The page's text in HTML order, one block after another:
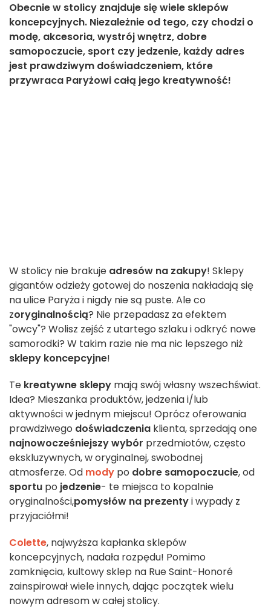
Obecnie w stolicy znajduje się wiele sklepów
koncepcyjnych. Niezależnie od tego, czy chodzi o
modę, akcesoria, wystrój wnętrz, dobre
samopoczucie, sport czy jedzenie, każdy adres
jest prawdziwym doświadczeniem, które
przywraca Paryżowi całą jego kreatywność!
W stolicy nie brakuje adresów na zakupy! Sklepy
gigantów odzieży gotowej do noszenia nakładają się
na ulice Paryża i nigdy nie są puste. Ale co
zoryginalnością? Nie przepadasz za efektem
"owcy"? Wolisz zejść z utartego szlaku i odkryć nowe
samorodki? W takim razie nie ma nic lepszego niż
sklepy koncepcyjne!
Te kreatywne sklepy mają swój własny wszechświat.
Idea? Mieszanka produktów, jedzenia i/lub
aktywności w jednym miejscu! Oprócz oferowania
prawdziwego doświadczenia klienta, sprzedają one
najnowocześniejszy wybór przedmiotów, często
ekskluzywnych, w oryginalnej, swobodnej
atmosferze. Od mody po dobre samopoczucie, od
sportu po jedzenie- te miejsca to kopalnie
oryginalności,pomysłów na prezentyi wypady z
przyjaciółmi!
Colette, najwyższa kapłanka sklepów
koncepcyjnych, nadała rozpędu! Pomimo
zamknięcia, kultowy sklep na Rue Saint-Honoré
zainspirował wiele innych, dając początek wielu
nowym adresom w całej stolicy.